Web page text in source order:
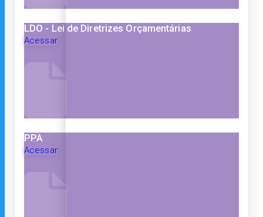
LDO - Lei de Diretrizes Orçamentárias
Acessar
PPA
Acessar